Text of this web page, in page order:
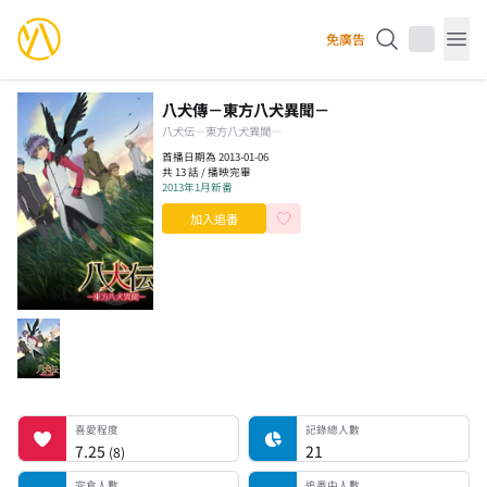
YourAnimes 你的動畫 免廣告
八犬傳－東方八犬異聞－
八犬伝—東方八犬異聞—
首播日期為 2013-01-06
共 13 話 / 播映完畢
2013年1月新番
加入追番
喜愛程度喜愛程度
7.25 (8)
記錄總人數 記錄總人數
21
完食人數
追番中人數
一時中斷人數
棄番人數
計劃觀看人數